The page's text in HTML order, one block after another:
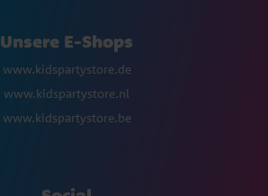
Unsere E-Shops
www.kidspartystore.de
www.kidspartystore.nl
www.kidspartystore.be